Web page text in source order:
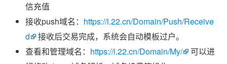
信充值
接收push域名： https://i.22.cn/Domain/Push/Receive
d
接收后交易完成，系统会自动模板过户。
查看和管理域名： https://i.22.cn/Domain/My/
可以进